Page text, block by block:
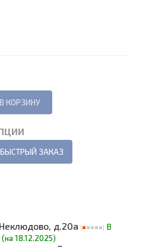
БЫСТРЫЙ ЗАКАЗ
д.20а
В
18.12.2025)